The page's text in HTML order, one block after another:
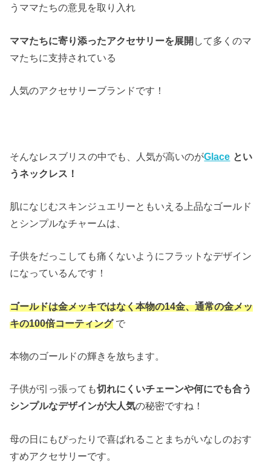
うママたちの意見を取り入れ
ママたちに寄り添ったアクセサリーを展開 して多くのマ
マたちに支持されている
人気のアクセサリーブランドです！
そんなレスブリス の中でも、人気が高いのがGlace とい
うネックレス！
肌になじむスキンジュエリーともいえる上品なゴールド
とシンプルなチャームは、
子供をだっこしても痛くないようにフラットなデザイン
になっているんです！
ゴールドは金メッキではなく本物の14金、通常の金メッ
キの100倍コーティングで
本物のゴールドの輝きを放ちます。
子供が引っ張っても切れにくいチェーンや何にでも合う
シンプルなデザインが大人気の秘密ですね！
母の日にもぴったりで喜ばれることまちがいなしのおす
すめアクセサリーです。